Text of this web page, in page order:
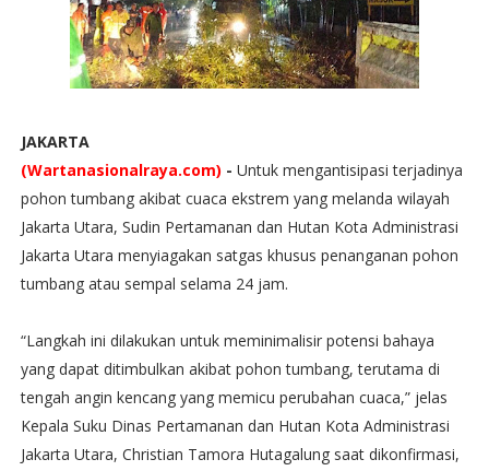
JAKARTA
(Wartanasionalraya.com) - Untuk mengantisipasi terjadinya
pohon tumbang akibat cuaca ekstrem yang melanda wilayah
Jakarta Utara, Sudin Pertamanan dan Hutan Kota Administrasi
Jakarta Utara menyiagakan satgas khusus penanganan pohon
tumbang atau sempal selama 24 jam.
“Langkah ini dilakukan untuk meminimalisir potensi bahaya
yang dapat ditimbulkan akibat pohon tumbang, terutama di
tengah angin kencang yang memicu perubahan cuaca,” jelas
Kepala Suku Dinas Pertamanan dan Hutan Kota Administrasi
Jakarta Utara, Christian Tamora Hutagalung saat dikonfirmasi,